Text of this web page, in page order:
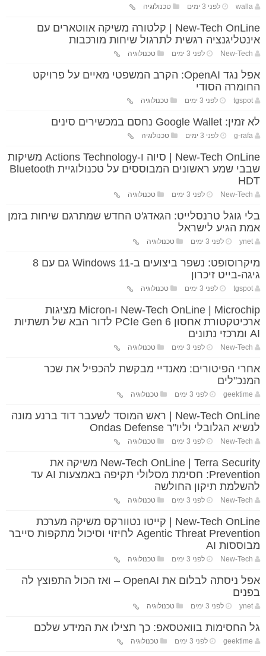
walla לפני 3 ימים טכנולוגיה
New-Tech OnLine | קלטורה משיקה אווטארים עם
אינטליגנציה רגשית לתרגול שיחות מורכבות
New-Tech לפני 3 ימים טכנולוגיה
אפל נגד OpenAI: הקרב המשפטי מאיים על פרויקט
החומרה הסודי
tgspot לפני 3 ימים טכנולוגיה
לא זמין: Google Wallet נחסם במכשירים סינים
g-rafa לפני 3 ימים טכנולוגיה
New-Tech OnLine | סיוה ו-Actions Technology משיקות
שבבי שמע ראשונים המבוססים על טכנולוגיית Bluetooth
HDT
New-Tech לפני 3 ימים טכנולוגיה
בלי גוגל טרנסלייט: הגאדג'ט החדש שמתרגם שיחות בזמן
אמת הגיע לישראל
ynet לפני 3 ימים טכנולוגיה
מיקרוסופט: נשפר ביצועים ב-Windows 11 גם עם 8
גיגה-בייט זיכרון
tgspot לפני 3 ימים טכנולוגיה
New-Tech OnLine | Microchip ו-Micron מציגות
ארכיטקטורת אחסון PCIe Gen 6 לדור הבא של תשתיות
AI ומרכזי נתונים
New-Tech לפני 3 ימים טכנולוגיה
אחרי הפיטורים: מאנדיי מבקשת להכפיל את שכר
המנכ"לים
geektime לפני 3 ימים טכנולוגיה
New-Tech OnLine | ראש המוסד לשעבר דוד ברנע מונה
לנשיא הגלובלי וליו"ר Ondas Defense
New-Tech לפני 3 ימים טכנולוגיה
New-Tech OnLine | Terra Security משיקה את
Prevention: חסימת מסלולי תקיפה באמצעות AI עד
להשלמת תיקון החולשה
New-Tech לפני 3 ימים טכנולוגיה
New-Tech OnLine | קייטו נטוורקס משיקה מערכת
Agentic Threat Prevention לחיזוי וסיכול מתקפות סייבר
מבוססות AI
New-Tech לפני 3 ימים טכנולוגיה
אפל ניסתה לבלום את OpenAI – ואז הכול התפוצץ לה
בפנים
ynet לפני 3 ימים טכנולוגיה
גל החסימות בוואטסאפ: כך תצילו את המידע שלכם
geektime לפני 3 ימים טכנולוגיה